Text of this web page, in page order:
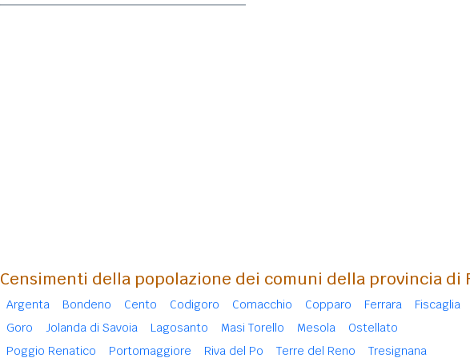
Censimenti della popolazione dei comuni della provincia di
Argenta Bondeno Cento Codigoro Comacchio Copparo Ferrara
Fiscaglia
Goro
Jolanda di Savoia Lagosanto Masi Torello Mesola
Ostellato
Poggio Renatico
Portomaggiore Riva del Po Terre del Reno Tresignana